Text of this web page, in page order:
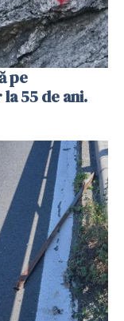
pe
55 de ani.